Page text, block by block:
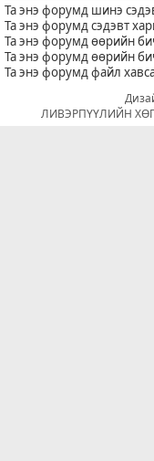
Та энэ форумд шинэ
Та энэ форумд сэдэвт
Та энэ форумд өөрийн
Та энэ форумд өөрийн
Та энэ форумд файл
ЛИВЭРПҮҮЛИЙН